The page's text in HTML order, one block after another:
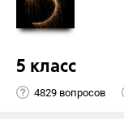
5 класс
4829 вопросов